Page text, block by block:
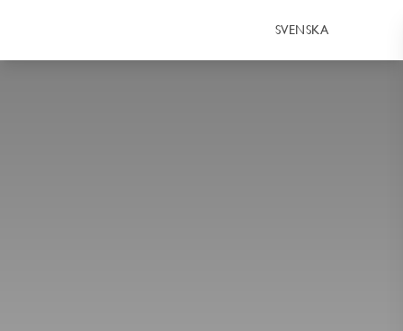
SVENSKA